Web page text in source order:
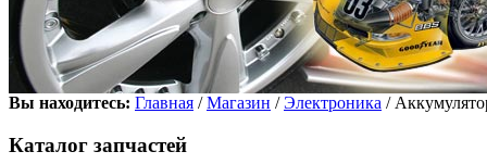
Вы находитесь: Главная /Магазин /Электроника /
Каталог запчастей